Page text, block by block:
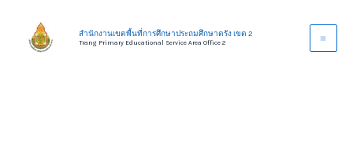
content
สำนักงานเขตพื้นที่การศึกษาประถมศึกษาตรัง เขต 2
Trang Primary Educational Service Area Office 2